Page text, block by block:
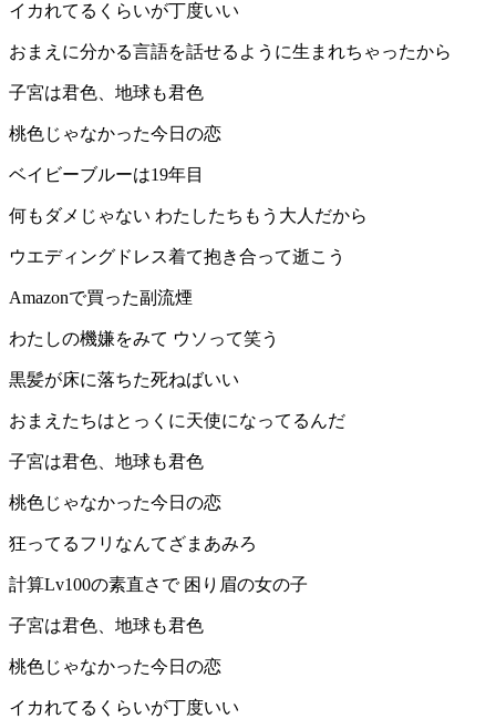
イカれてるくらいが丁度いい
おまえに分かる言語を話せるように生まれちゃったから
子宮は君色、地球も君色
桃色じゃなかった今日の恋
ベイビーブルーは19年目
何もダメじゃない わたしたちもう大人だから
ウエディングドレス着て抱き合って逝こう
Amazonで買った副流煙
わたしの機嫌をみて ウソって笑う
黒髪が床に落ちた死ねばいい
おまえたちはとっくに天使になってるんだ
子宮は君色、地球も君色
桃色じゃなかった今日の恋
狂ってるフリなんてざまあみろ
計算Lv100の素直さで 困り眉の女の子
子宮は君色、地球も君色
桃色じゃなかった今日の恋
イカれてるくらいが丁度いい